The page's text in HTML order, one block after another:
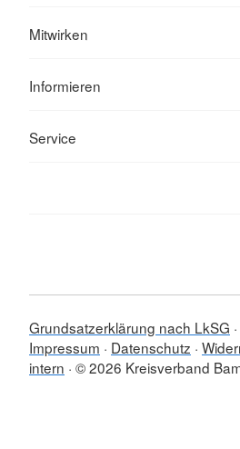
Mitwirken
Informieren
Service
Grundsatzerklärung nach LkSG
Impressum
Datenschutz
intern © 2026 Kreisverband